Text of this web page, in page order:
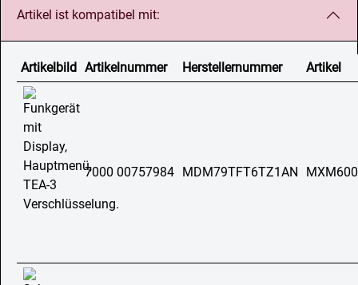
Artikel ist kompatibel mit:
Artikelbild Artikelnummer Herstellernummer Artikel
7000 00757984 MDM79TFT6TZ1AN MXM600